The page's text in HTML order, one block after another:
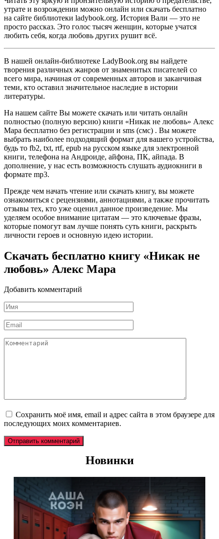
утрате и возрождении можно онлайн или скачать бесплатно
на сайте библиотеки ladybook.org. История Вали — это не
просто рассказ. Это голос тысяч женщин, которые учатся
любить себя, когда любовь других рушит всё.
В нашей онлайн-библиотеке LadyBook.org вы найдете
творения различных жанров от знаменитых писателей со
всего мира, начиная от современных авторов и заканчивая
теми, кто оставил значительное наследие в истории
литературы.
На нашем сайте Вы можете скачать или читать онлайн
полностью (полную версию) книги «Никак не любовь» Алекс
Мара бесплатно без регистрации и sms (смс) . Вы можете
выбрать наиболее подходящий формат для вашего устройства,
будь то fb2, txt, rtf, epub на русском языке для электронной
книги, телефона на Андроиде, айфона, ПК, айпада. В
дополнение, у нас есть возможность слушать аудиокниги в
формате mp3.
Прежде чем начать чтение или скачать книгу, вы можете
ознакомиться с рецензиями, аннотациями, а также прочитать
отзывы тех, кто уже оценил данное произведение. Мы
уделяем особое внимание цитатам — это ключевые фразы,
которые помогут вам лучше понять суть книги, раскрыть
личности героев и основную идею истории.
Скачать бесплатно книгу «Никак не
любовь» Алекс Мара
Добавить комментарий
Имя
*
Email
*
Комментарий
Сохранить моё имя, email и адрес сайта в этом браузере для
последующих моих комментариев.
Новинки